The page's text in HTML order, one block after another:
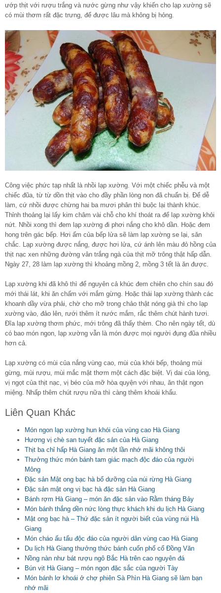
ướp thịt với rượu trắng và nước gừng như vậy khiến cho lạp xường sẽ
có mùi thơm rất đặc trưng, để được lâu mà không bị hỏng.
Công việc phức tạp nhất là nhồi lạp xường. Với một chiếc phễu và một
chiếc đũa, từ từ dồn thịt vào cho đầy phần lòng non đã chuẩn bị. Để dễ
làm, cứ nhồi được chừng hai ba mươi phân thì buộc lại thành khúc.
Thỉnh thoảng lại lấy kim châm vài chỗ cho khí thoát ra để lạp xường khỏi
nứt. Nhồi xong thì đem lạp xường đi phơi nắng cho khô dần. Hoặc đem
hong trên gác bếp. Hơi ấm của bếp lửa sẽ làm lạp xường se lại, săn
chắc. Lạp xường được nắng, được hơi lửa, cứ ánh lên màu đỏ hồng của
thịt nạc xen những đường vân trắng ngà của thịt mỡ trông thật hấp dẫn.
Ngày 27, 28 làm lạp xường thì khoảng mồng 2, mồng 3 tết là ăn được.
Lạp xường khi đã khô thì để nguyên cả khúc đem chiên cho chín sau đó
mới thái lát, khi ăn chấm với mắm gừng. Hoặc thái lạp xường thành các
khoanh dầy vừa phải, chờ cho mỡ trong chảo thật nóng già thì cho lạp
xường vào, đảo lên, rưới thêm ít nước mắm, rắc thêm chút hành tươi.
Đĩa lạp xường thơm phức, mới trông đã thấy thèm. Cho nên ngày tết, dù
có bao món ngon, lạp xường vẫn là món được mọi người đụng đũa nhiều
hơn cả.
Lạp xường có mùi của nắng vùng cao, mùi của khói bếp, thoảng mùi
gừng, mùi rượu, mùi mắc mật thơm một cách đặc biệt. Vị dai của lòng,
vị ngọt của thịt nạc, vị béo của mỡ hòa quyện với nhau, ăn thật ngon
miệng. Nhấp thêm chút rượu nữa thì càng thêm khoái khẩu.
Liên Quan Khác
Món ngon lạp xường hun khói của vùng cao Hà Giang
Hương vị chè san tuyết đặc sản của Hà Giang
Thịt ba chỉ hấp Hà Giang ăn một lần nhớ mãi không thôi
Thưởng thức món bánh tam giác mạch độc đáo của người
Mông
Đặc sản Mật ong bạc hà bổ dưỡng của núi rừng Hà Giang
Đặc sản mật ong vị bạc hà đặc sản Hà Giang
Bánh rợm Hà Giang – món ăn đặc sản vào Rằm tháng Bảy
Món bánh thắng dền nức lòng thực khách khi du lịch Hà Giang
Mật ong bạc hà – Thứ đặc sản ít người biết của vùng núi Hà
Giang
Món cháo ấu tẩu độc đáo của người dân vùng cao Hà Giang
Du lịch Hà Giang thưởng thức bánh cuốn phố cổ Đồng Văn
Nồng nàn như bát rượu ngô Bắc Hà trên cao nguyên đá
Bún vịt Hà Giang – món ngon đặc sắc của người Tày
Món bánh lơ khoái ở chợ phiên Sà Phìn Hà Giang sẽ làm bạn
nhớ mãi